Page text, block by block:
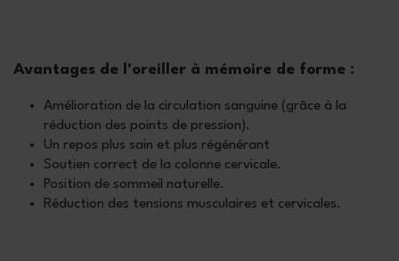
Avantages de l'oreiller à mémoire de forme :
Amélioration de la circulation sanguine (grâce à la
réduction des points de pression).
Un repos plus sain et plus régénérant
Soutien correct de la colonne cervicale.
Position de sommeil naturelle.
Réduction des tensions musculaires et cervicales.